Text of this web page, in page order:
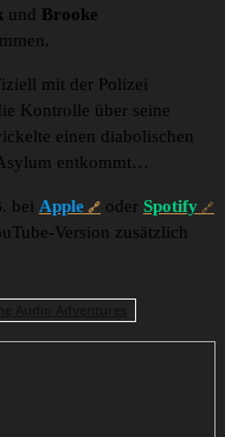
und Brooke
mit der Polizei
Kontrolle über seine
einen diabolischen
entkommt…
bei Apple oder Spotify
Version zusätzlich